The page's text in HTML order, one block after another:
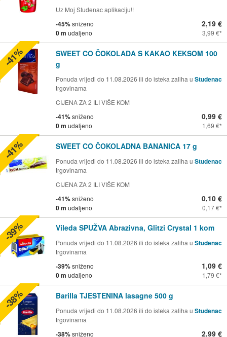
Uz Moj Studenac aplikaciju!!
-45%sniženo
0 m udaljeno
2,19 €
3,99 €
SWEET CO ČOKOLADA S KAKAO KEKSOM 100
g
Ponuda vrijedi do 11.08.2026 ili do isteka zaliha u Studenac
trgovinama
CIJENA ZA 2 ILI VIŠE KOM
-41%sniženo
0 m udaljeno
0,99 €
1,69 €
-41%
SWEET CO ČOKOLADNA BANANICA 17 g
Ponuda vrijedi do 11.08.2026 ili do isteka zaliha u Studenac
trgovinama
CIJENA ZA 2 ILI VIŠE KOM
-41%sniženo
0 m udaljeno
0,10 €
0,17 €
-41%
Vileda SPUŽVA Abrazivna, Glitzi Crystal 1 kom
Ponuda vrijedi do 11.08.2026 ili do isteka zaliha u Studenac
trgovinama
-39%sniženo
0 m udaljeno
1,09 €
1,79 €
-39%
Barilla TJESTENINA lasagne 500 g
Ponuda vrijedi do 11.08.2026 ili do isteka zaliha u Studenac
trgovinama
-38%sniženo 2,99 €
-38%